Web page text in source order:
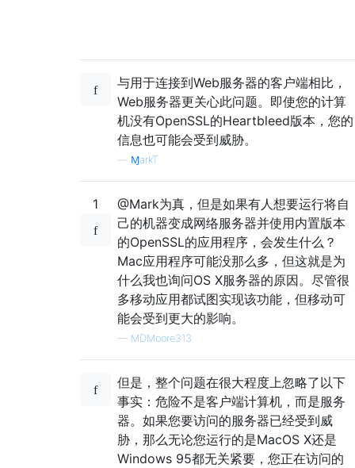
与用于连接到Web服务器的客户端相比，
Web服务器更关心此问题。即使您的计算
机没有OpenSSL的Heartbleed版本，您的
信息也可能会受到威胁。
ⱮarkƬ
1
@Mark为真，但是如果有人想要运行将自
己的机器变成网络服务器并使用内置版本
的OpenSSL的应用程序，会发生什么？
Mac应用程序可能没那么多，但这就是为
什么我也询问OS X服务器的原因。尽管很
多移动应用都试图实现该功能，但移动可
能会受到更大的影响。
— MDMoore313
但是，整个问题在很大程度上忽略了以下
事实：危险不是客户端计算机，而是服务
器。如果您要访问的服务器已经受到威
胁，那么无论您运行的是MacOS X还是
Windows 95都无关紧要，您正在访问的